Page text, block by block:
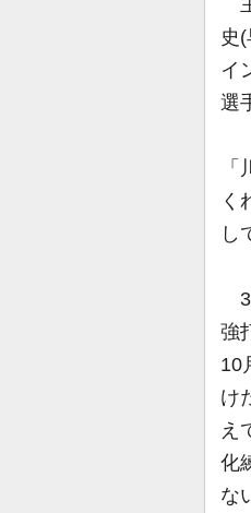
史
イ
選
く
し
3
強
10
け
え
化
な